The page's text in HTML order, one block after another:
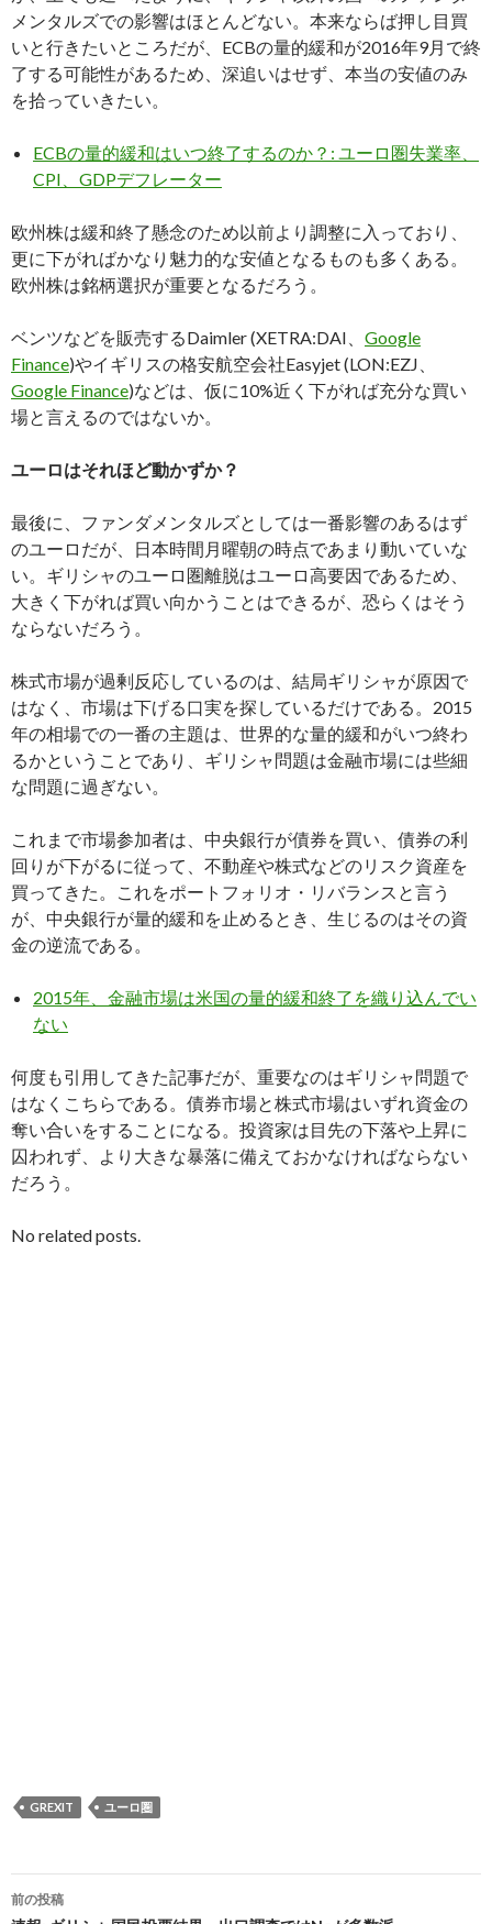
メンタルズでの影響はほとんどない。本来ならば押し目買
いと行きたいところだが、ECBの量的緩和が2016年9月で終
了する可能性があるため、深追いはせず、本当の安値のみ
を拾っていきたい。
ECBの量的緩和はいつ終了するのか？: ユーロ圏失業率、
CPI、GDPデフレーター
欧州株は緩和終了懸念のため以前より調整に入っており、
更に下がればかなり魅力的な安値となるものも多くある。
欧州株は銘柄選択が重要となるだろう。
ベンツなどを販売するDaimler (XETRA:DAI、 Google
Finance)やイギリスの格安航空会社Easyjet (LON:EZJ、
Google Finance)などは、仮に10%近く下がれば充分な買い
場と言えるのではないか。
ユーロはそれほど動かずか？
最後に、ファンダメンタルズとしては一番影響のあるはず
のユーロだが、日本時間月曜朝の時点であまり動いていな
い。ギリシャのユーロ圏離脱はユーロ高要因であるため、
大きく下がれば買い向かうことはできるが、恐らくはそう
ならないだろう。
株式市場が過剰反応しているのは、結局ギリシャが原因で
はなく、市場は下げる口実を探しているだけである。2015
年の相場での一番の主題は、世界的な量的緩和がいつ終わ
るかということであり、ギリシャ問題は金融市場には些細
な問題に過ぎない。
これまで市場参加者は、中央銀行が債券を買い、債券の利
回りが下がるに従って、不動産や株式などのリスク資産を
買ってきた。これをポートフォリオ・リバランスと言う
が、中央銀行が量的緩和を止めるとき、生じるのはその資
金の逆流である。
2015年、金融市場は米国の量的緩和終了を織り込んでい
ない
何度も引用してきた記事だが、重要なのはギリシャ問題で
はなくこちらである。債券市場と株式市場はいずれ資金の
奪い合いをすることになる。投資家は目先の下落や上昇に
囚われず、より大きな暴落に備えておかなければならない
だろう。
No related posts.
GREXIT ユーロ圏
投
前の投稿